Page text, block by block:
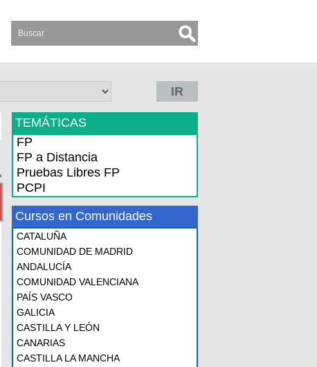
IR
TEMÁTICAS
FP
FP a Distancia
Pruebas Libres FP
PCPI
Cursos en Comunidades
CATALUÑA
COMUNIDAD DE MADRID
ANDALUCÍA
COMUNIDAD VALENCIANA
PAÍS VASCO
GALICIA
CASTILLA Y LEÓN
CANARIAS
CASTILLA LA MANCHA